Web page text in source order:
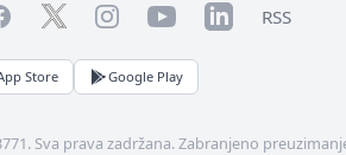
TwitterInstagramYouTubeLinkedInRSS
Store Google Play
Sva prava zadržana. Zabranjeno